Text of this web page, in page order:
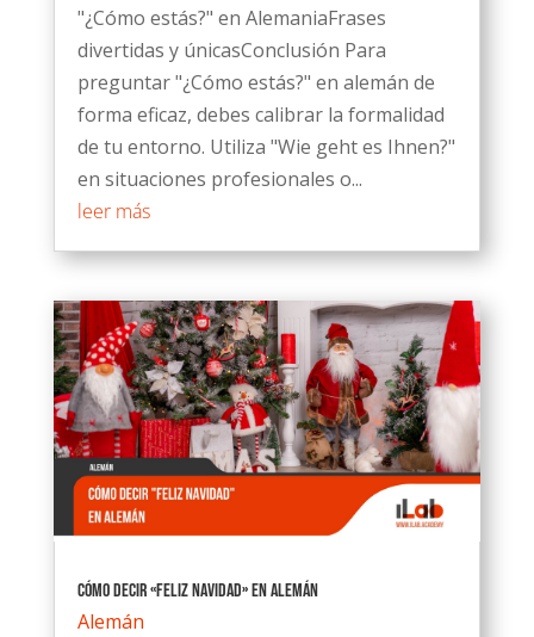
"¿Cómo estás?" en AlemaniaFrases
divertidas y únicasConclusión Para
preguntar "¿Cómo estás?" en alemán de
forma eficaz, debes calibrar la formalidad
de tu entorno. Utiliza "Wie geht es Ihnen?"
en situaciones profesionales o...
leer más
Cómo decir «Feliz Navidad» en alemán
Alemán